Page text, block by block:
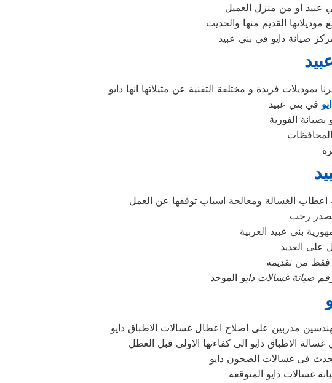
على العديد
صيانة غسالات دايو
مدربين على اصلاح اعطال غسالات الاطباق دايو
غسالات دايو المتوقعة